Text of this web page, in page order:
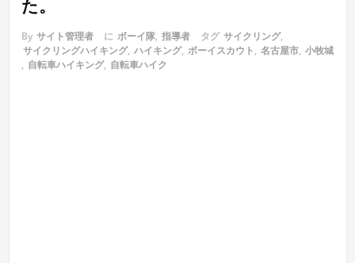
た。
By サイト管理者 に ボーイ隊, 指導者 タグ サイクリング,
サイクリングハイキング, ハイキング, ボーイスカウト, 名古屋市, 小牧城
, 自転車ハイキング, 自転車ハイク